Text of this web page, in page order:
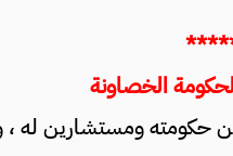
الخصاونة
السابق بشر الخصاونة جمع 6 وزراء من